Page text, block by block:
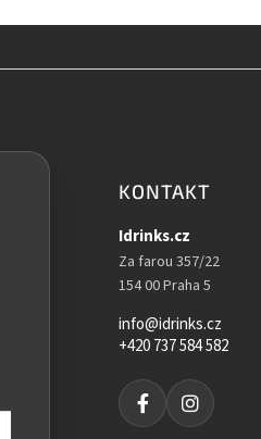
KONTAKT
Idrinks.cz
Za farou 357/22
154 00 Praha 5
info@idrinks.cz
+420 737 584 582